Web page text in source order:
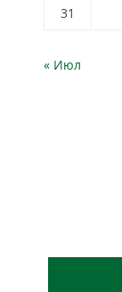
31
« Июл